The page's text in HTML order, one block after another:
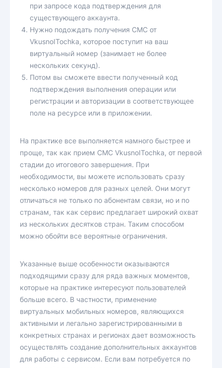
при запросе кода подтверждения для
существующего аккаунта.
Нужно подождать получения СМС от
VkusnoITochka, которое поступит на ваш
виртуальный номер (занимает не более
нескольких секунд).
Потом вы сможете ввести полученный код
подтверждения выполнения операции или
регистрации и авторизации в соответствующее
поле на ресурсе или в приложении.
На практике все выполняется намного быстрее и
проще, так как прием СМС VkusnoITochka, от первой
стадии до итогового завершения. При
необходимости, вы можете использовать сразу
несколько номеров для разных целей. Они могут
отличаться не только по абонентам связи, но и по
странам, так как сервис предлагает широкий охват
из нескольких десятков стран. Таким способом
можно обойти все вероятные ограничения.
Указанные выше особенности оказываются
подходящими сразу для ряда важных моментов,
которые на практике интересуют пользователей
больше всего. В частности, применение
виртуальных мобильных номеров, являющихся
активными и легально зарегистрированными в
конкретных странах и регионах дает возможность
осуществлять создание дополнительных аккаунтов
для работы с сервисом. Если вам потребуется по